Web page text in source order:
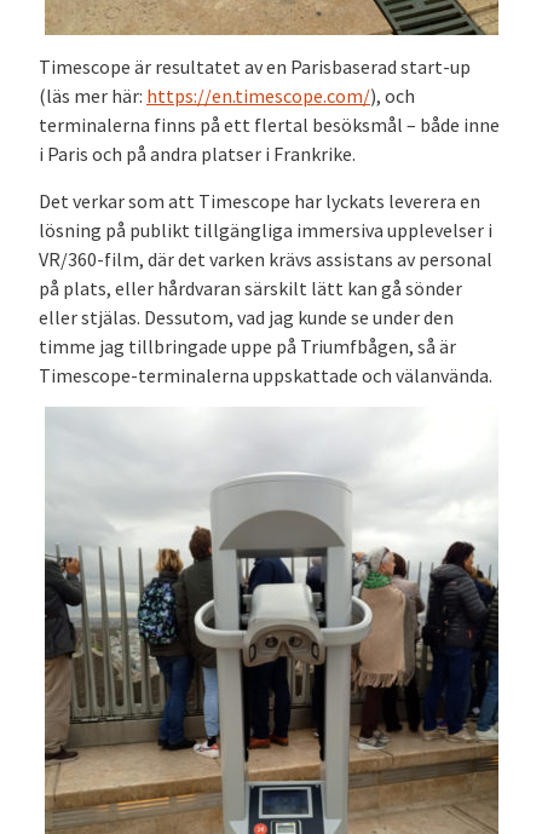
Timescope är resultatet av en Parisbaserad start-up
(läs mer här: https://en.timescope.com/), och
terminalerna finns på ett flertal besöksmål – både inne
i Paris och på andra platser i Frankrike.
Det verkar som att Timescope har lyckats leverera en
lösning på publikt tillgängliga immersiva upplevelser i
VR/360-film, där det varken krävs assistans av personal
på plats, eller hårdvaran särskilt lätt kan gå sönder
eller stjälas. Dessutom, vad jag kunde se under den
timme jag tillbringade uppe på Triumfbågen, så är
Timescope-terminalerna uppskattade och välanvända.